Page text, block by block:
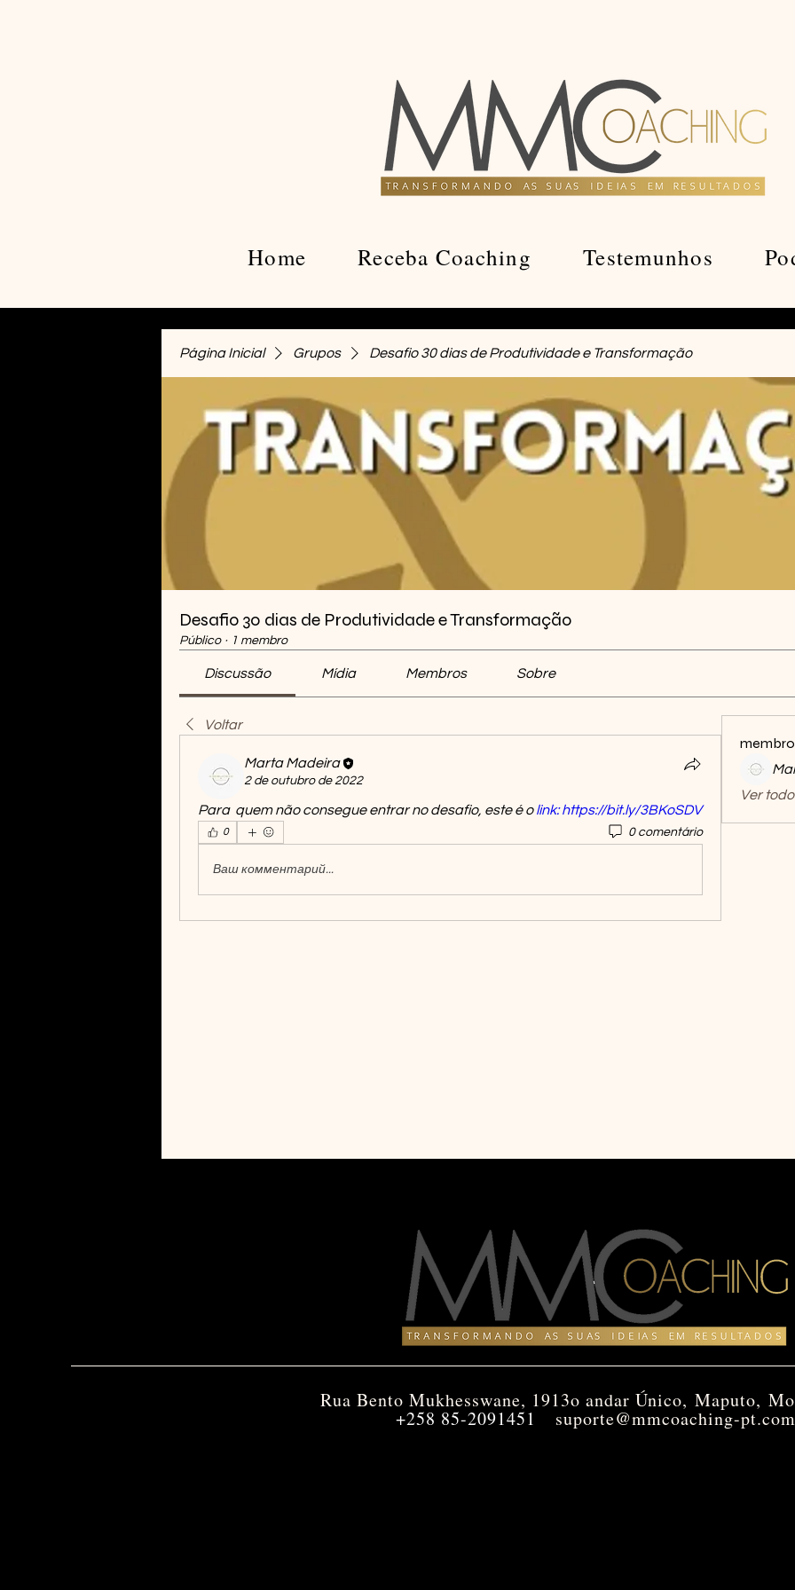
Home Receba Coaching Testemunhos
Página Inicial Grupos Desafio 30 dias de Produtividade e Transformação
Desafio 30 dias de Produtividade e Transformação
Público · 1 membro
Discussão Mídia Membros Sobre
Voltar
Marta Madeira
2 de outubro de 2022
Para  quem não consegue entrar no desafio, este é o link: https://bit.ly/3BKoSDV
0 0 comentário
Ваш комментарий...
Ver
Rua Bento Mukhesswane, 1913o andar Único, Maputo,
+258 85-2091451 suporte@mmcoaching-pt.com